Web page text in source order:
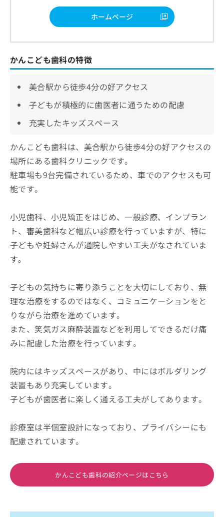
ホームページ
かんこども歯科の特徴
美合駅から徒歩4分の好アクセス
子どもが積極的に歯医者に通うための配慮
充実したキッズスペース
かんこども歯科は、美合駅から徒歩4分の好アクセスの
場所にある歯科クリニックです。
駐車場も9台完備されているため、車でのアクセスも可
能です。
小児歯科、小児矯正をはじめ、一般診療、インプラン
ト、審美歯科など幅広い診療を行っていますが、特に
子どもや妊婦さんが通院しやすい工夫がなされていま
す。
子どもの気持ちに寄り添うことを大切にしており、無
理な治療をするのではなく、コミュニケーションをと
りながら治療を進めています。
また、笑気ガス麻酔装置などを利用してできるだけ痛
みに配慮した治療を行っています。
院内にはキッズスペースがあり、中にはボルダリング
装置もあり充実しています。
子どもが歯医者に楽しく通える工夫がしてあります。
診療室は半個室設計になっており、プライバシーにも
配慮されています。
かんこども歯科の紹介ページはこちら